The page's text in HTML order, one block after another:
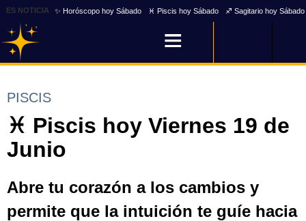
ES NOTICIA ✨ Horóscopo hoy Sábado ♓ Piscis hoy Sábado ♐ Sagitario hoy Sábado
PISCIS
♓ Piscis hoy Viernes 19 de
Junio
Abre tu corazón a los cambios y
permite que la intuición te guíe hacia